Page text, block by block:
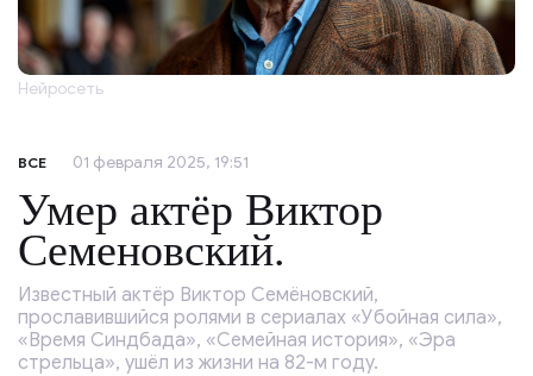
Нейросеть
ВСЕ 01 февраля 2025, 19:51
Умер актёр Виктор
Семеновский.
Известный актёр Виктор Семёновский,
прославившийся ролями в сериалах «Убойная сила»,
«Время Синдбада», «Семейная история», «Эра
стрельца», ушёл из жизни на 82-м году.